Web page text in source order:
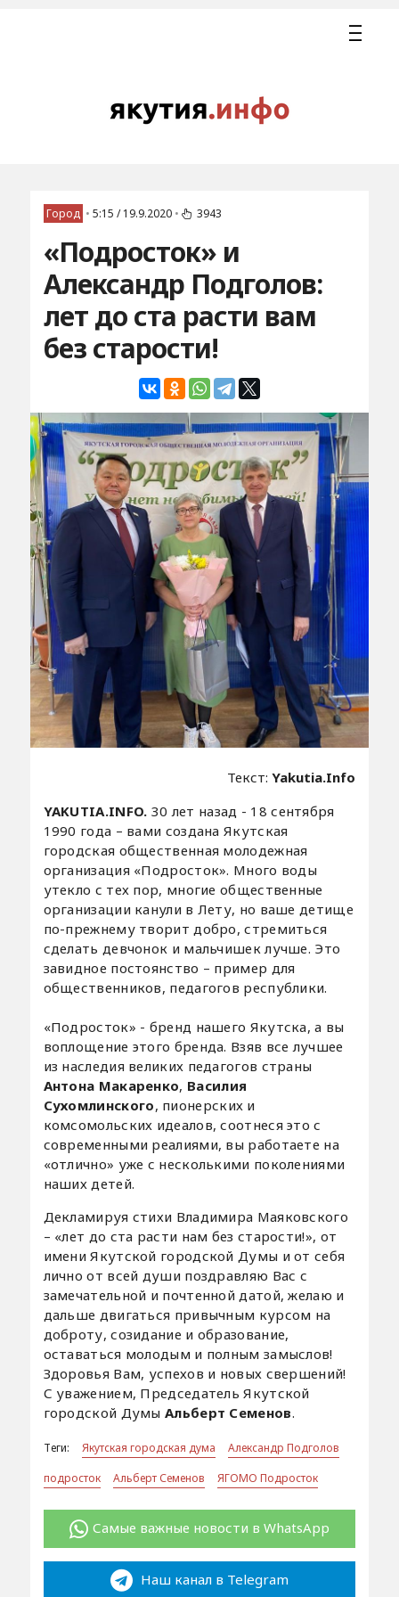
Город • 5:15 / 19.9.2020 • 3943
«Подросток» и
Александр Подголов:
лет до ста расти вам
без старости!
Текст:Yakutia.Info
YAKUTIA.INFO. 30 лет назад - 18 сентября
1990 года – вами создана Якутская
городская общественная молодежная
организация «Подросток». Много воды
утекло с тех пор, многие общественные
организации канули в Лету, но ваше детище
по-прежнему творит добро, стремиться
сделать девчонок и мальчишек лучше. Это
завидное постоянство – пример для
общественников, педагогов республики.
«Подросток» - бренд нашего Якутска, а вы
воплощение этого бренда. Взяв все лучшее
из наследия великих педагогов страны
Антона Макаренко, Василия
Сухомлинского, пионерских и
комсомольских идеалов, соотнеся это с
современными реалиями, вы работаете на
«отлично» уже с несколькими поколениями
наших детей.
Декламируя стихи Владимира Маяковского
– «лет до ста расти нам без старости!», от
имени Якутской городской Думы и от себя
лично от всей души поздравляю Вас с
замечательной и почтенной датой, желаю и
дальше двигаться привычным курсом на
доброту, созидание и образование,
оставаться молодым и полным замыслов!
Здоровья Вам, успехов и новых свершений!
С уважением, Председатель Якутской
городской ДумыАльберт Семенов.
Теги: Якутская городская дума
Александр Подголов
подросток
Альберт Семенов ЯГОМО Подросток
Самые важные новости в WhatsApp
Наш канал в Telegram